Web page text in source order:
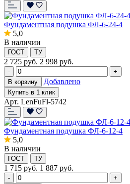
Фундаментная подушка ФЛ-6-24-4
5,0
В наличии
ГОСТ ТУ
2 725 руб. 2 998 руб.
-
+
В корзину
Добавлено
Купить в 1 клик
Арт. LenFuFl-5742
Фундаментная подушка ФЛ-6-12-4
5,0
В наличии
ГОСТ ТУ
1 715 руб. 1 887 руб.
-
+